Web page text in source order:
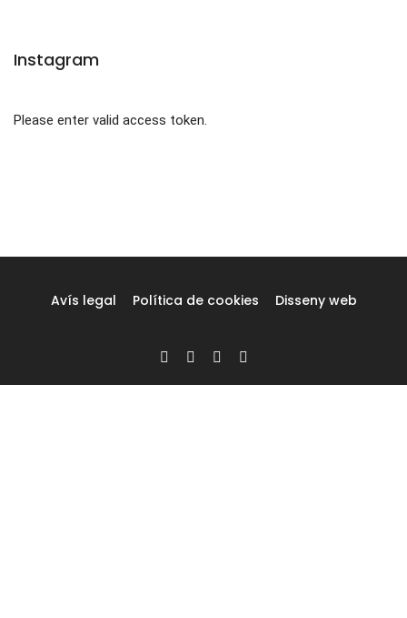
Instagram
Please enter valid access token.
Avís legal Política de cookies Disseny web